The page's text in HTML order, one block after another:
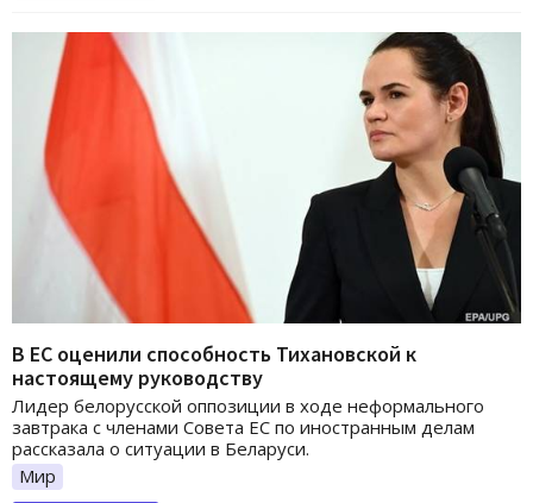
В ЕС оценили способность Тихановской к
настоящему руководству
Лидер белорусской оппозиции в ходе неформального
завтрака с членами Совета ЕС по иностранным делам
рассказала о ситуации в Беларуси.
Мир